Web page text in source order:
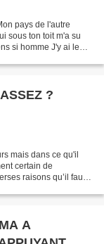
pays de l'autre
sous ton toit m'a su
si homme J'y ai le
?
mais dans ce qu'il
certain de
raisons qu’il faut
A